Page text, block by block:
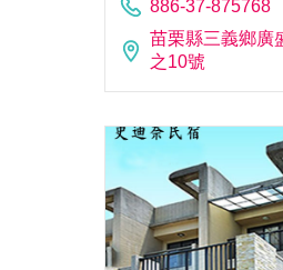
886-37-875768
苗栗縣三義鄉廣
之10號